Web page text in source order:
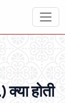
होती